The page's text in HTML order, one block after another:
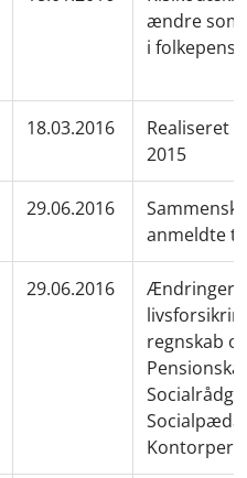
ændre som
i
18.03.2016
Realiseret
2015
29.06.2016
anmeldte
29.06.2016
Ændringer
regnskab